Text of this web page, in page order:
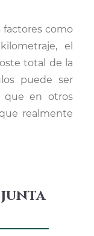
factores como
el
total de la
puede ser
que en otros
realmente
junta